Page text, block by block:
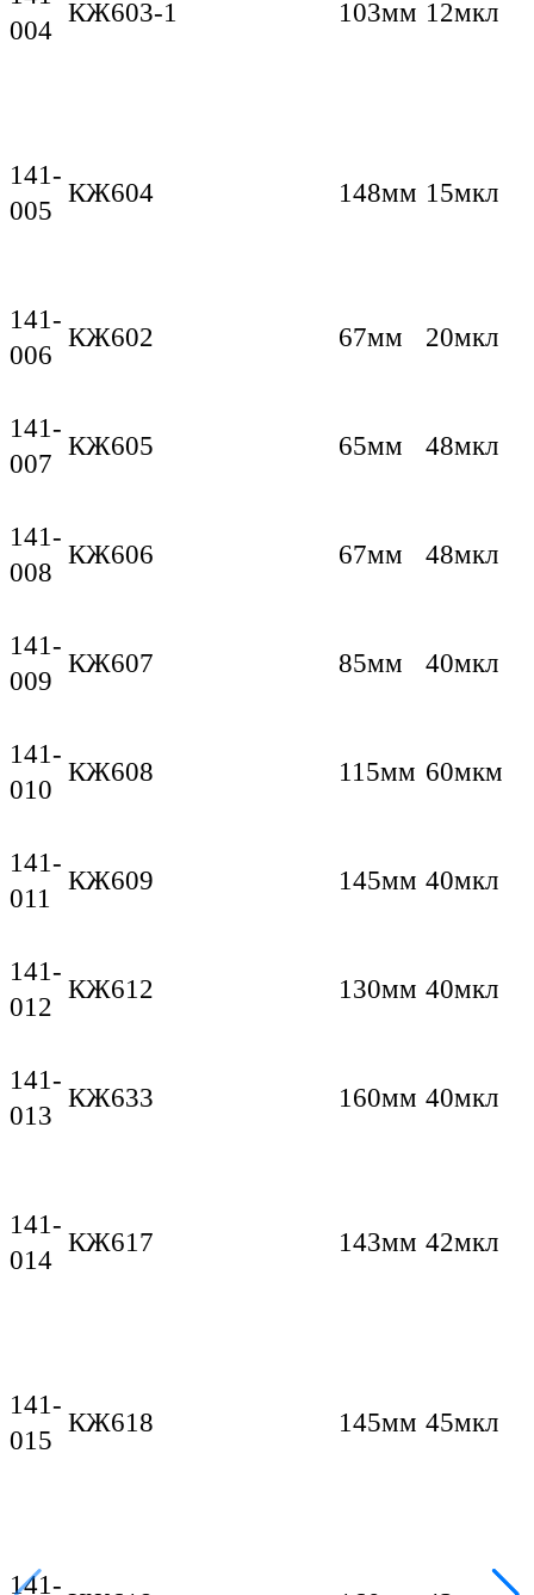
004
КЖ603-1 103мм 12мкл
141-
005
КЖ604 148мм 15мкл
141-
006
КЖ602 67мм 20мкл
141-
007
КЖ605 65мм 48мкл
141-
008
КЖ606 67мм 48мкл
141-
009
КЖ607 85мм 40мкл
141-
010
КЖ608 115мм 60мкм
141-
011
КЖ609 145мм 40мкл
141-
012
КЖ612 130мм 40мкл
141-
013
КЖ633 160мм 40мкл
141-
014
КЖ617 143мм 42мкл
141-
015
КЖ618 145мм 45мкл
141-